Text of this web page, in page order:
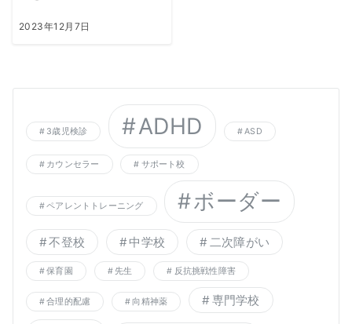
2023年12月7日
3歳児検診 ADHD ASD
カウンセラー サポート校
ペアレントトレーニング ボーダー
不登校 中学校 二次障がい
保育園 先生 反抗挑戦性障害
合理的配慮 向精神薬 専門学校